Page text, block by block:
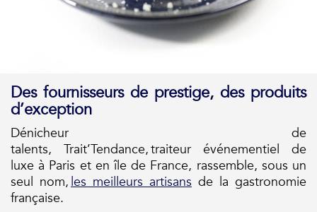
Des fournisseurs de prestige, des produits
d’exception
Dénicheur de
talents, Trait’Tendance, traiteur événementiel de
luxe à Paris et en île de France, rassemble, sous un
seul nom,les meilleurs artisans de la gastronomie
française.